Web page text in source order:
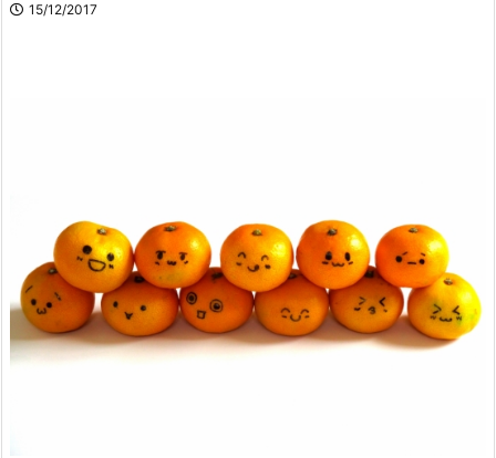
15/12/2017